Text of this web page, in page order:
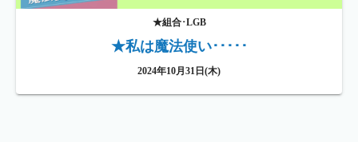
★組合･LGB
★私は魔法使い･････
2024年10月31日(木)